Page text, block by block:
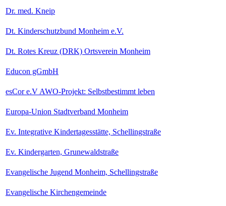
Dr. med. Kneip
Dt. Kinderschutzbund Monheim e.V.
Dt. Rotes Kreuz (DRK) Ortsverein Monheim
Educon gGmbH
esCor e.V AWO-Projekt: Selbstbestimmt leben
Europa-Union Stadtverband Monheim
Ev. Integrative Kindertagesstätte, Schellingstraße
Ev. Kindergarten, Grunewaldstraße
Evangelische Jugend Monheim, Schellingstraße
Evangelische Kirchengemeinde